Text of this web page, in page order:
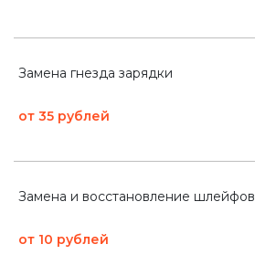
Замена гнезда зарядки
от 35 рублей
Замена и восстановление шлейфов
от 10 рублей